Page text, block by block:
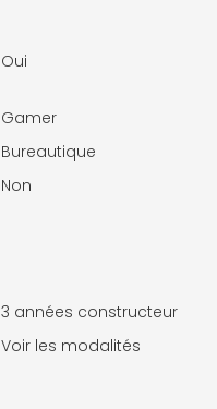
Oui
Gamer
Bureautique
Non
3 années constructeur
Voir les modalités